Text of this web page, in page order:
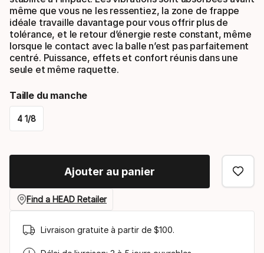
même que vous ne les ressentiez, la zone de frappe
idéale travaille davantage pour vous offrir plus de
tolérance, et le retour d’énergie reste constant, même
lorsque le contact avec la balle n’est pas parfaitement
centré. Puissance, effets et confort réunis dans une
seule et même raquette.
Taille du manche
4 1/8
select
taille
manche
Ajouter au panier
Find a HEAD Retailer
Livraison gratuite à partir de $100.